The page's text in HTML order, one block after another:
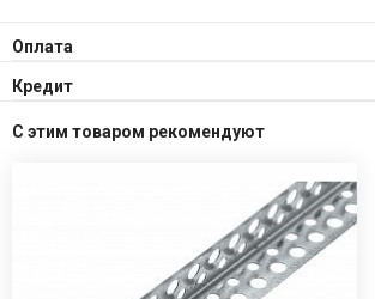
Оплата
Кредит
С этим товаром рекомендуют